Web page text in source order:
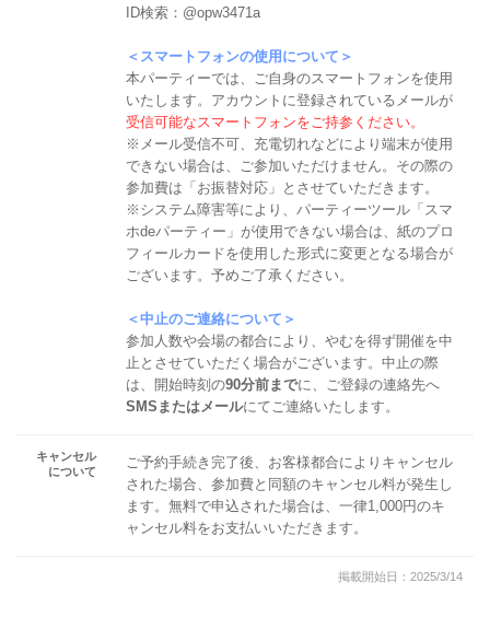
ID検索：@opw3471a
＜スマートフォンの使用について＞
本パーティーでは、ご自身のスマートフォンを使用
いたします。アカウントに登録されているメールが
受信可能なスマートフォンをご持参ください。
※メール受信不可、充電切れなどにより端末が使用
できない場合は、ご参加いただけません。その際の
参加費は「お振替対応」とさせていただきます。
※システム障害等により、パーティーツール「スマ
ホdeパーティー」が使用できない場合は、紙のプロ
フィールカードを使用した形式に変更となる場合が
ございます。予めご了承ください。
＜中止のご連絡について＞
参加人数や会場の都合により、やむを得ず開催を中
止とさせていただく場合がございます。中止の際
は、開始時刻の90分前までに、ご登録の連絡先へ
SMSまたはメールにてご連絡いたします。
キャンセル
について
ご予約手続き完了後、お客様都合によりキャンセル
された場合、参加費と同額のキャンセル料が発生し
ます。無料で申込された場合は、一律1,000円のキ
ャンセル料をお支払いいただきます。
掲載開始日：2025/3/14